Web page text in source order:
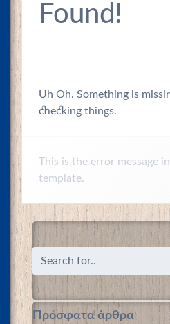
Found!
Uh Oh. Something is
checking things.
This is the error message
template.
Πρόσφατα άρθρα